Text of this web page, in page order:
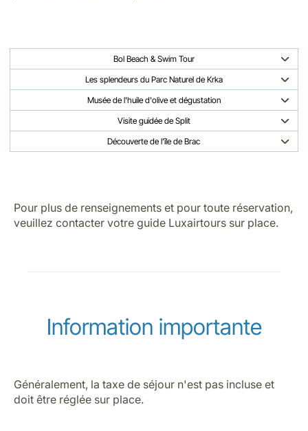
Bol Beach & Swim Tour
Les splendeurs du Parc Naturel de Krka
Musée de l'huile d'olive et dégustation
Visite guidée de Split
Découverte de l’île de Brac
Pour plus de renseignements et pour toute réservation,
veuillez contacter votre guide Luxairtours sur place.
Information importante
Généralement, la taxe de séjour n'est pas incluse et
doit être réglée sur place.